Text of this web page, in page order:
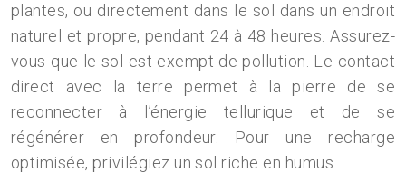
plantes, ou directement dans le sol dans un endroit
naturel et propre, pendant 24 à 48 heures. Assurez-
vous que le sol est exempt de pollution. Le contact
direct avec la terre permet à la pierre de se
reconnecter à l’énergie tellurique et de se
régénérer en profondeur. Pour une recharge
optimisée, privilégiez un sol riche en humus.